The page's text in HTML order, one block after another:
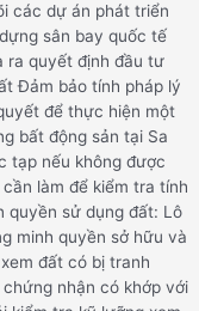
các dự án phát triển
sân bay quốc tế
ra quyết định đầu tư
Đảm bảo tính pháp lý
để thực hiện một
bất động sản tại Sa
tạp nếu không được
làm để kiểm tra tính
quyền sử dụng đất: Lô
minh quyền sở hữu và
đất có bị tranh
nhận có khớp với